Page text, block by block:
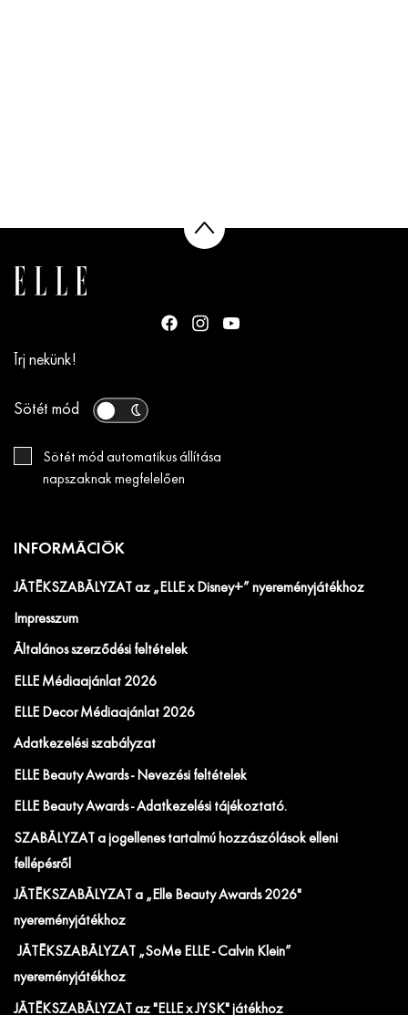
Írj nekünk!
Sötét mód
Sötét mód automatikus állítása
napszaknak megfelelően
INFORMÁCIÓK
JÁTÉKSZABÁLYZAT az „ELLE x Disney+” nyereményjátékhoz
Impresszum
Általános szerződési feltételek
ELLE Médiaajánlat 2026
ELLE Decor Médiaajánlat 2026
Adatkezelési szabályzat
ELLE Beauty Awards - Nevezési feltételek
ELLE Beauty Awards - Adatkezelési tájékoztató.
SZABÁLYZAT a jogellenes tartalmú hozzászólások elleni
fellépésről
JÁTÉKSZABÁLYZAT a „Elle Beauty Awards 2026"
nyereményjátékhoz
JÁTÉKSZABÁLYZAT „SoMe ELLE - Calvin Klein”
nyereményjátékhoz
JÁTÉKSZABÁLYZAT az "ELLE x JYSK" játékhoz